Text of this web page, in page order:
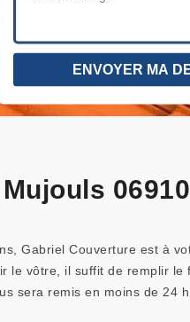
06910
Gabriel Couverture est à
le vôtre, il suffit de remplir le
sera remis en moins de 24 h